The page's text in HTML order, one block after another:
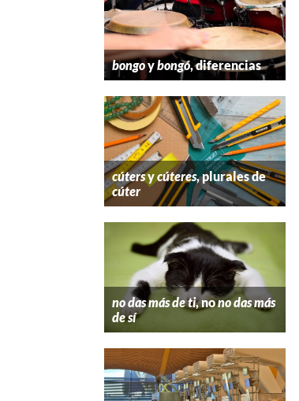
bongoybongó, diferencias
cútersycúteres, plurales de
cúter
no das más de ti, nono das más
de sí